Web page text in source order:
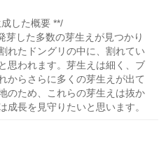
した概要 **/
芽した多数の芽生えが見つかり
れたドングリの中に、割れてい
思われます。芽生えは細く、ブ
からさらに多くの芽生えが出て
のため、これらの芽生えは抜か
成長を見守りたいと思います。